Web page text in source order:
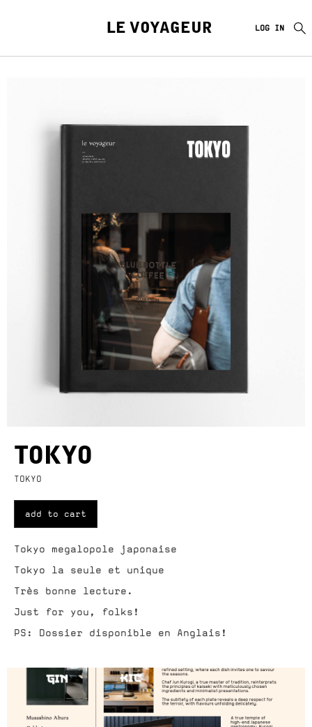
LE VOYAGEUR LOG IN
TOKYO
TOKYO
add to cart
Tokyo megalopole japonaise
Tokyo la seule et unique
Très bonne lecture.
Just for you, folks!
PS: Dossier disponible en Anglais!